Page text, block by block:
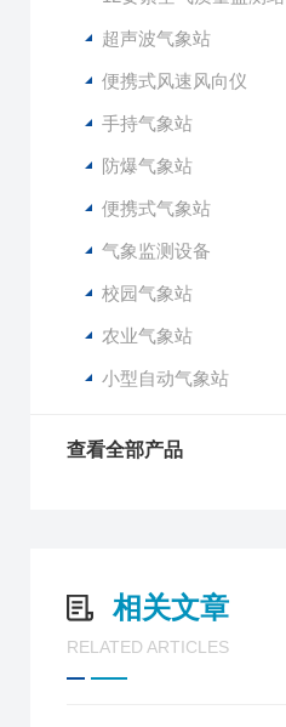
超声波气象站
便携式风速风向仪
手持气象站
防爆气象站
便携式气象站
气象监测设备
校园气象站
农业气象站
小型自动气象站
查看全部产品
相关文章
RELATED ARTICLES